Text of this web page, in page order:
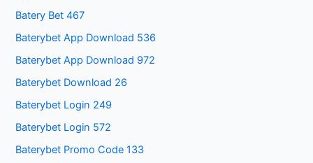
Batery Bet 467
Baterybet App Download 536
Baterybet App Download 972
Baterybet Download 26
Baterybet Login 249
Baterybet Login 572
Baterybet Promo Code 133